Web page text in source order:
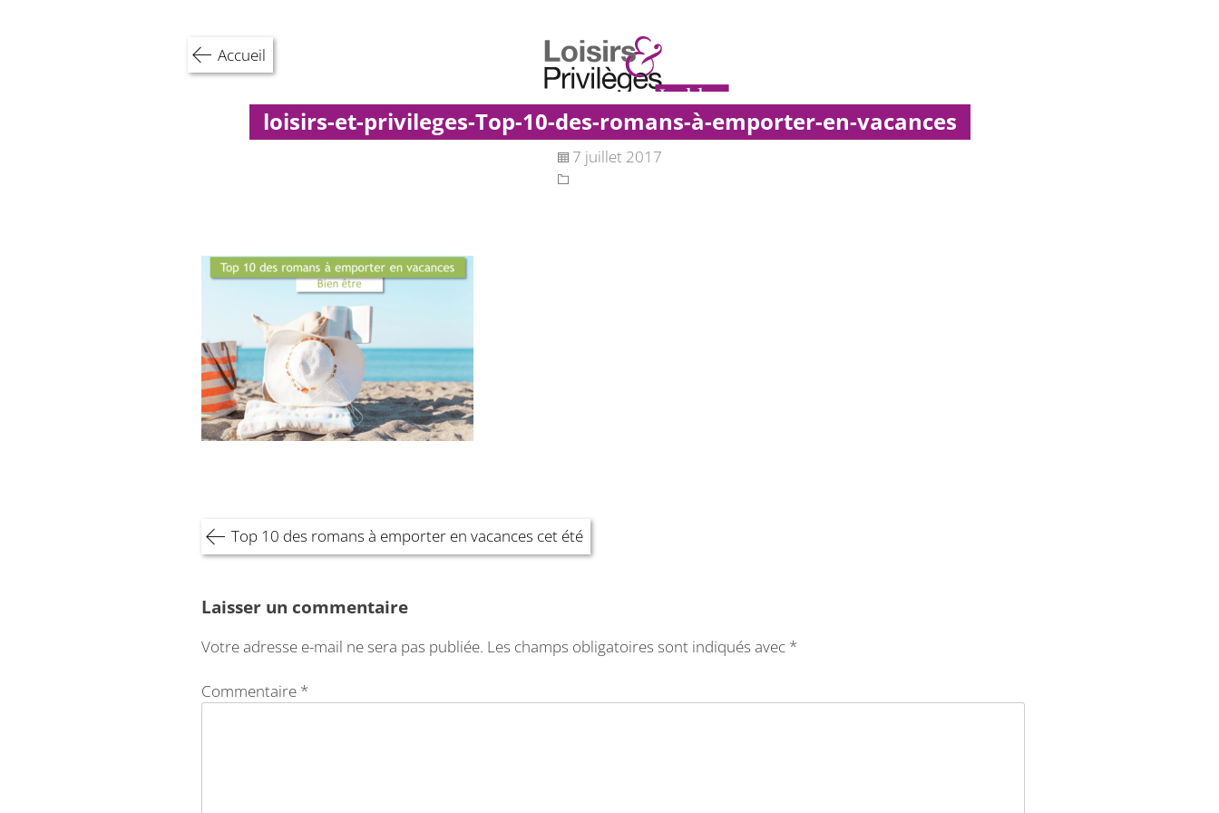
Accueil Bien-être Gastronomie Voyages Loisirs
Accueil
loisirs-et-privileges-Top-10-des-romans-à-emporter-en-vacances
7 juillet 2017
Navigation
deTop 10 des romans à emporter en vacances cet été
Laisser un commentaire
Votre adresse e-mail ne sera pas publiée. Les champs obligatoires sont indiqués avec *
Commentaire *